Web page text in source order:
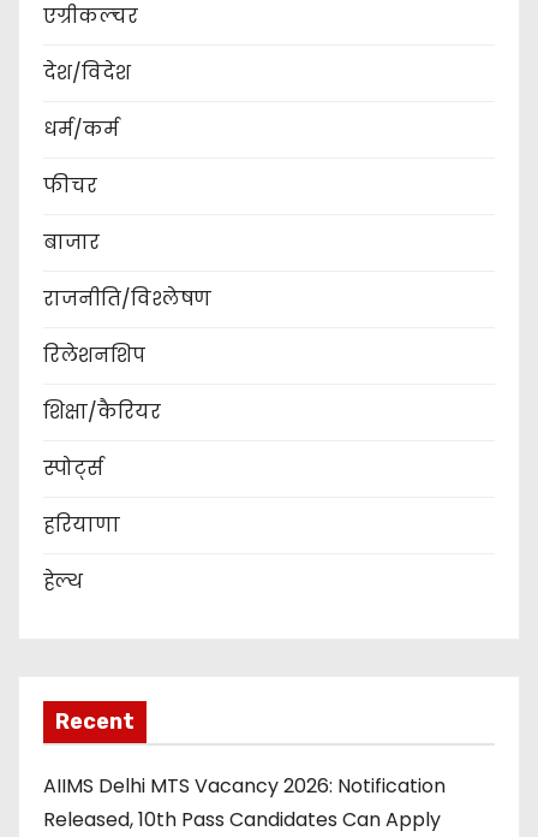
एग्रीकल्चर
देश/विदेश
धर्म/कर्म
फीचर
बाजार
राजनीति/विश्लेषण
रिलेशनशिप
शिक्षा/कैरियर
स्पोर्ट्स
हरियाणा
हेल्थ
Recent
AIIMS Delhi MTS Vacancy 2026: Notification
Released, 10th Pass Candidates Can Apply